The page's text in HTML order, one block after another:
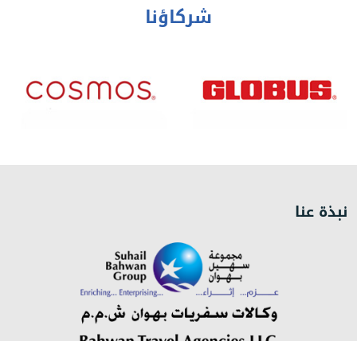
شركاؤنا
نبذة عنا